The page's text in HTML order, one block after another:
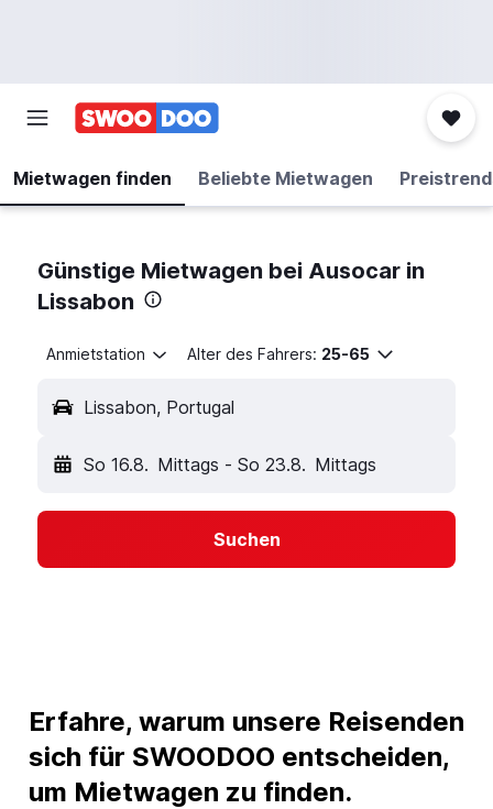
Mietwagen finden Beliebte Mietwagen
Günstige Mietwagen bei Ausocar in
Lissabon
Anmietstation Alter des Fahrers: 25-65
Lissabon, Portugal
So 16.8. Mittags - So 23.8. Mittags
Suchen
Erfahre, warum unsere Reisenden
sich für SWOODOO entscheiden,
um Mietwagen zu finden.